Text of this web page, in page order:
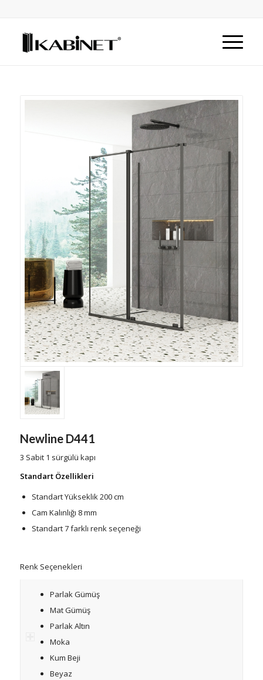
Newline D441
3 Sabit 1 sürgülü kapı
Standart Özellikleri
Standart Yükseklik 200 cm
Cam Kalınlığı 8 mm
Standart 7 farklı renk seçeneği
Renk Seçenekleri
Parlak Gümüş
Mat Gümüş
Parlak Altın
Moka
Kum Beji
Beyaz